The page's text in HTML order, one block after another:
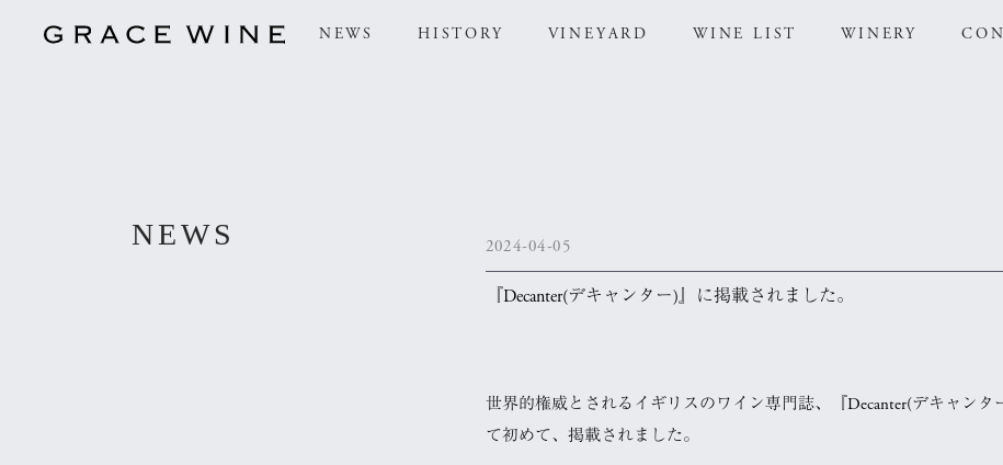
NEWS HISTORY VINEYARD WINE LIST WINERY
NEWS 2024-04-05
『Decanter(デキャンター)』に掲載されました。
世界的権威とされるイギリスのワイン専門誌、『Decanter(デキャンタ
て初めて、掲載されました。